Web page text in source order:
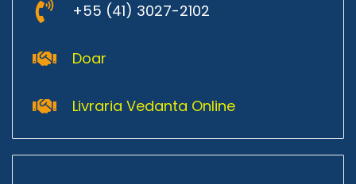
+55 (41) 3027-2102
Doar
Livraria Vedanta Online